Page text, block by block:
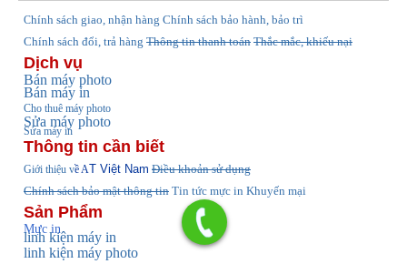
Chính sách giao, nhận hàng Chính sách bảo hành, bảo trì
Chính sách đổi, trả hàng Thông tin thanh toán Thắc mắc, khiếu nại
Dịch vụ
Bán máy photo
Bán máy in
Cho thuê máy photo
Sửa máy photo
Sửa máy in
Thông tin cần biết
Giới thiệu về AT Việt Nam Điều khoản sử dụng
Chính sách bảo mật thông tin Tin tức mực in Khuyến mại
Sản Phẩm
Mực in
linh kiện máy in
linh kiện máy photo